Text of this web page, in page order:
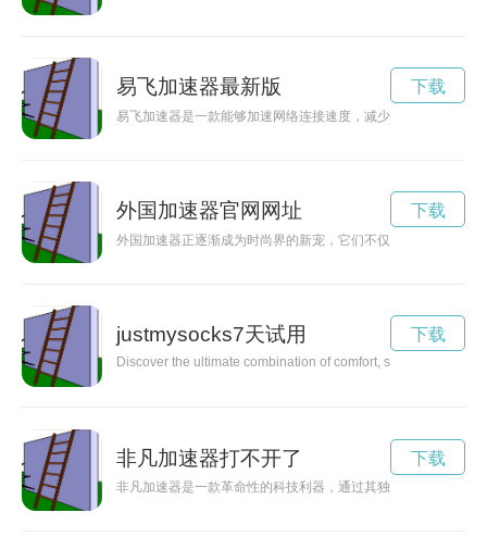
易飞加速器最新版
易飞加速器是一款能够加速网络连接速度，减少网络延迟，从
下载
外国加速器官网网址
外国加速器正逐渐成为时尚界的新宠，它们不仅能够加速时尚
下载
justmysocks7天试用
Discover the ultimate combination of comfort, style, quality,
下载
非凡加速器打不开了
非凡加速器是一款革命性的科技利器，通过其独特的设计和功
下载